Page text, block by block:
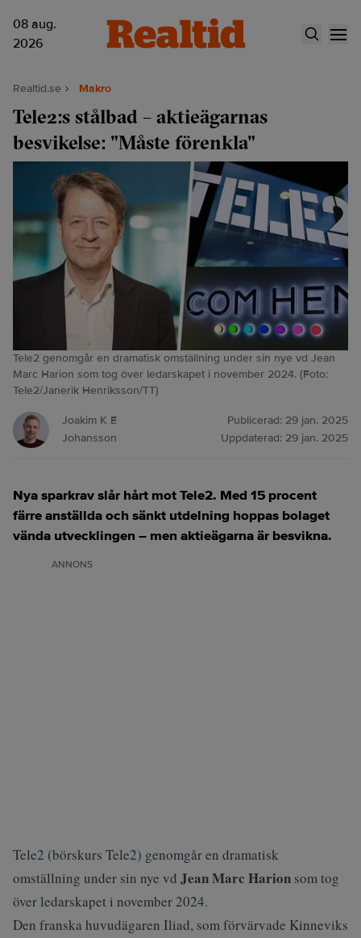
08 aug.
2026
Realtid.se Makro
Tele2:s stålbad – aktieägarnas
besvikelse: "Måste förenkla"
Tele2 genomgår en dramatisk omställning under sin nye vd Jean
Marc Harion som tog över ledarskapet i november 2024. (Foto:
Tele2/Janerik Henriksson/TT)
Joakim K E
Johansson
Publicerad: 29 jan. 2025
Uppdaterad: 29 jan. 2025
Nya sparkrav slår hårt mot Tele2. Med 15 procent
färre anställda och sänkt utdelning hoppas bolaget
vända utvecklingen – men aktieägarna är besvikna.
ANNONS
Tele2 (börskurs Tele2) genomgår en dramatisk
omställning under sin nye vd Jean Marc Harion som tog
över ledarskapet i november 2024.
Den franska huvudägaren Iliad, som förvärvade Kinneviks